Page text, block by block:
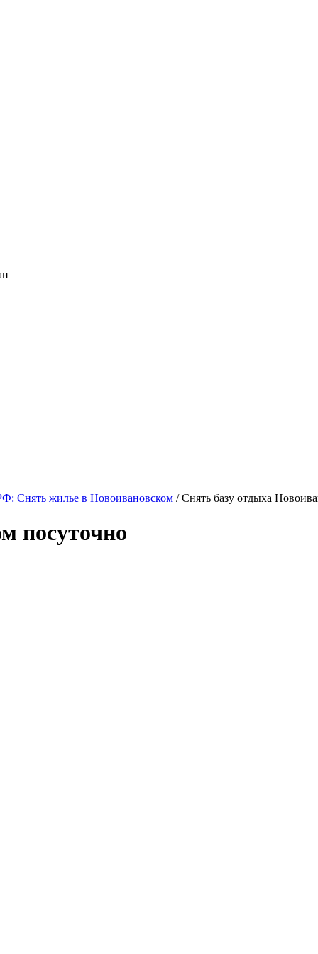
Снять жилье в Новоивановском / Снять базу отдыха
посуточно